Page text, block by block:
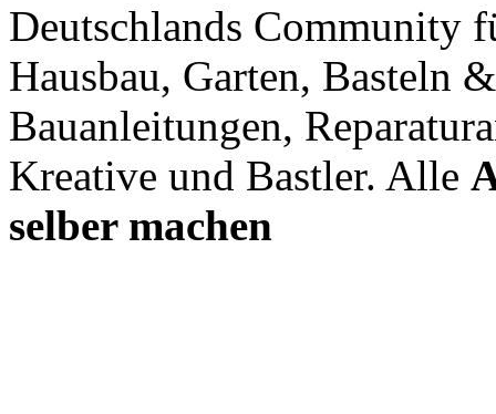
Deutschlands Community
Hausbau, Garten, Basteln
Bauanleitungen,
Kreative und Bastler. Alle
selber machen